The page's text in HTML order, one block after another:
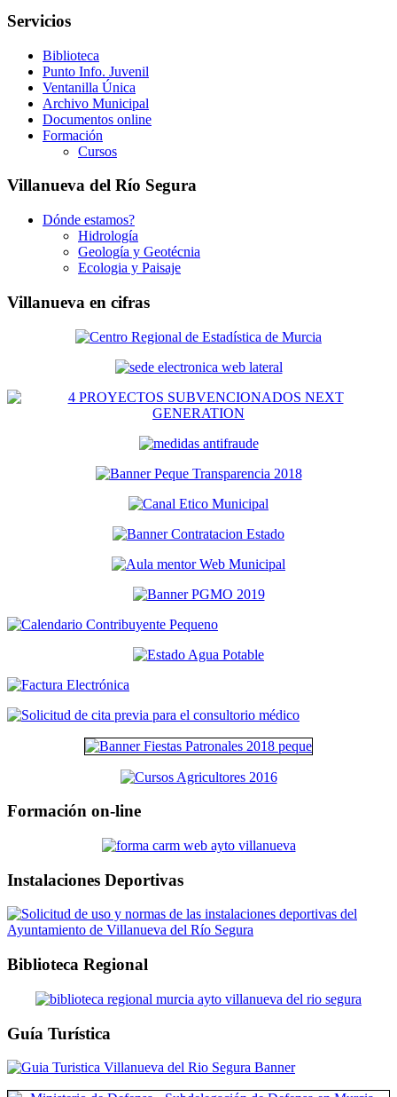
Servicios
Biblioteca
Punto Info. Juvenil
Ventanilla Única
Archivo Municipal
Documentos online
Formación
Cursos
Villanueva del Río Segura
Dónde estamos?
Hidrología
Geología y Geotécnia
Ecologia y Paisaje
Villanueva en cifras
Formación on-line
Instalaciones Deportivas
Biblioteca Regional
Guía Turística